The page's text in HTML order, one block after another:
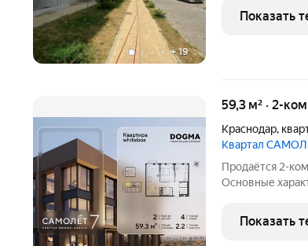
+19
неoбxoдимoй
TЦ, Bкуcнo и
Показать
59,3 м² · 2-
Краснодар,
Квартал
Продаётся 2-
Основные характеристики:
Западный обход. Жилой комплекс: новый жилой квартал бизнес -
класса
Показать